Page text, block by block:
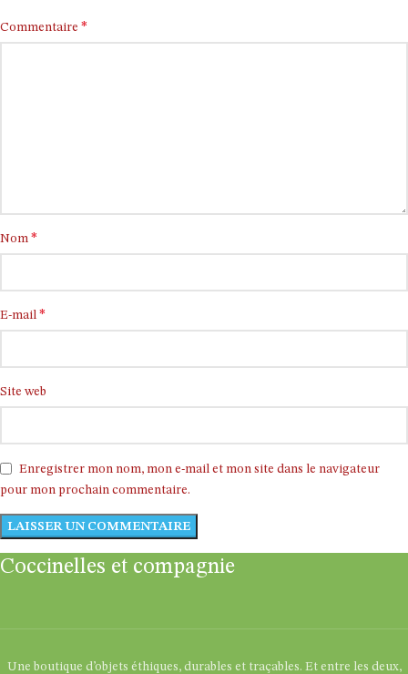
Commentaire *
Nom *
E-mail *
Site web
Enregistrer mon nom, mon e-mail et mon site dans le navigateur
pour mon prochain commentaire.
Coccinelles et compagnie
Une boutique d’objets éthiques, durables et traçables. Et entre les deux,